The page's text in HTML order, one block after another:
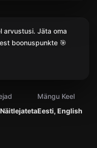
Eesti, English
Mängu Keel
arvustusi. Jäta oma
boonuspunkte 🎯